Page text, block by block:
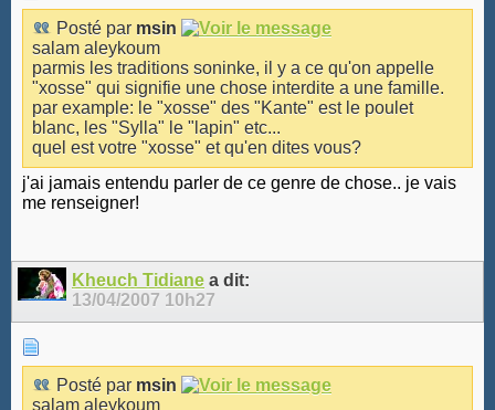
Posté par msin
salam aleykoum
parmis les traditions soninke, il y a ce qu'on appelle
"xosse" qui signifie une chose interdite a une famille.
par example: le "xosse" des "Kante" est le poulet
blanc, les "Sylla" le "lapin" etc...
quel est votre "xosse" et qu'en dites vous?
j'ai jamais entendu parler de ce genre de chose.. je vais
me renseigner!
Kheuch Tidiane a dit:
13/04/2007 10h27
Posté par msin
salam aleykoum